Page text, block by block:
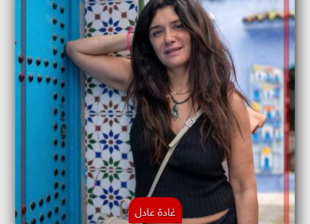
غادة عادل